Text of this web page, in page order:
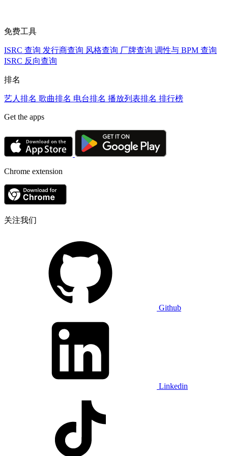
免费工具
ISRC 查询 发行商查询 风格查询 厂牌查询 调性与 BPM 查询
ISRC 反向查询
排名
艺人排名 歌曲排名 电台排名 播放列表排名 排行榜
Get the apps
Chrome extension
关注我们
Github
Linkedin